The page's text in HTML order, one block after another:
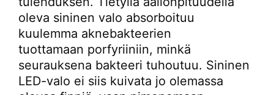
oleva sininen valo absorboituu
kuulemma aknebakteerien
tuottamaan porfyriiniin, minkä
seurauksena bakteeri tuhoutuu. Sininen
LED-valo ei siis kuivata jo olemassa